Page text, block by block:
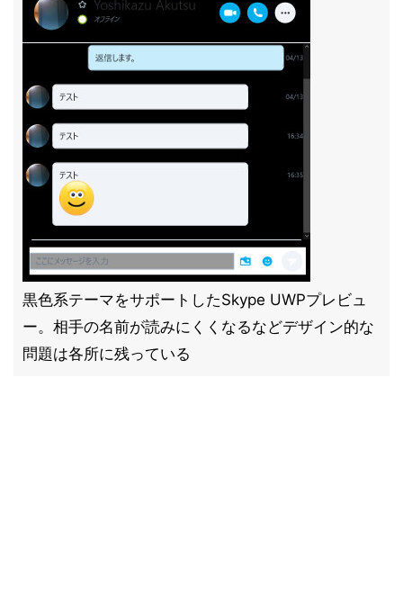
黒色系テーマをサポートしたSkype UWPプレビュ
ー。相手の名前が読みにくくなるなどデザイン的な
問題は各所に残っている